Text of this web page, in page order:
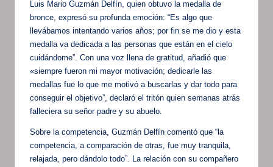
Luis Mario Guzmán Delfín, quien obtuvo la medalla de
bronce, expresó su profunda emoción: “Es algo que
llevábamos intentando varios años; por fin se me dio y esta
medalla va dedicada a las personas que están en el cielo
cuidándome”. Con una voz llena de gratitud, añadió que
«siempre fueron mi mayor motivación; dedicarle las
medallas fue lo que me motivó a buscarlas y dar todo para
conseguir el objetivo”, declaró el tritón quien semanas atrás
falleciera su señor padre y su abuelo.
Sobre la competencia, Guzmán Delfín comentó que “la
competencia, a comparación de otras, fue muy tranquila,
relajada, pero dándolo todo”. La relación con su compañero